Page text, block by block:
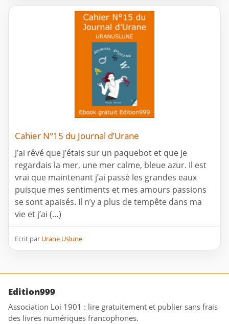
Cahier N°15 du Journal d’Urane
J’ai rêvé que j’étais sur un paquebot et que je
regardais la mer, une mer calme, bleue azur. Il est
vrai que maintenant j’ai passé les grandes eaux
puisque mes sentiments et mes amours passions
se sont apaisés. Il n’y a plus de tempête dans ma
vie et j’ai (…)
Ecrit par Urane Uslune
Edition999
Association Loi 1901 : lire gratuitement et publier sans frais
des livres numériques francophones.